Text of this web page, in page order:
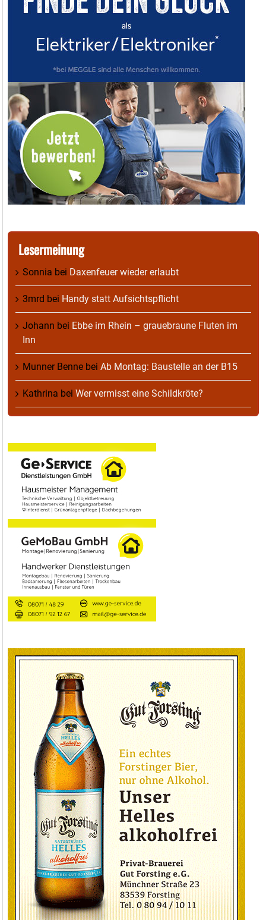
Lesermeinung
Sonnia bei Daxenfeuer wieder erlaubt
3mrd bei Handy statt Aufsichtspflicht
Johann bei Ebbe im Rhein – grauebraune Fluten im
Inn
Munner Benne bei Ab Montag: Baustelle an der B15
Kathrina bei Wer vermisst eine Schildkröte?